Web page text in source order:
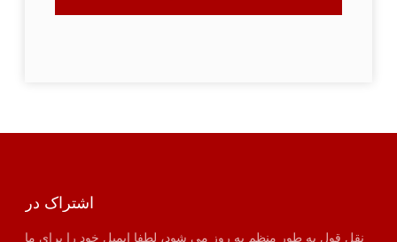
اشتراک در
نقل قول به طور منظم به روز می شود، لطفا ایمیل خود را برای ما